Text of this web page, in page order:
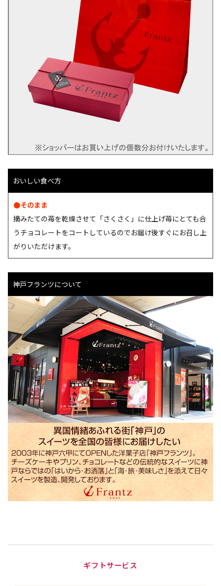
おいしい食べ方
●そのまま
摘みたての苺を乾燥させて「さくさく」に仕上げ苺にとても合
うチョコレートをコートしているのでお届け後すぐにお召し上
がりいただけます。
神戸フランツについて
ギフトサービス